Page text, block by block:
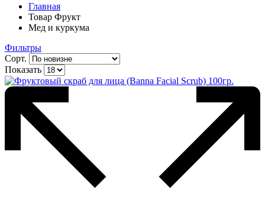
Главная
Товар Фрукт
Мед и куркума
Фильтры
Сорт.
Показать